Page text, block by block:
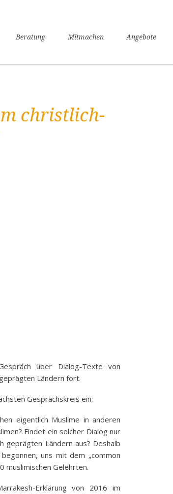
Beratung Mitmachen Angebote
christlich-
über Dialog-Texte von
Ländern fort.
Gesprächskreis ein:
eigentlich Muslime in anderen
Findet ein solcher Dialog nur
geprägten Ländern aus? Deshalb
uns mit dem „common
muslimischen Gelehrten.
Erklärung von 2016 im